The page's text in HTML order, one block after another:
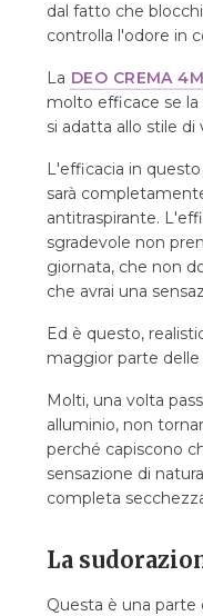
dal fatto che
controlla l'odore in
La DEO CREMA
molto efficace se
si adatta allo stile di
L'efficacia in
sarà
antitraspirante.
sgradevole non
giornata, che non
che avrai una
Ed è questo,
maggior parte delle
Molti, una volta
alluminio, non
perché capiscono
sensazione di
completa
La
Questa è una